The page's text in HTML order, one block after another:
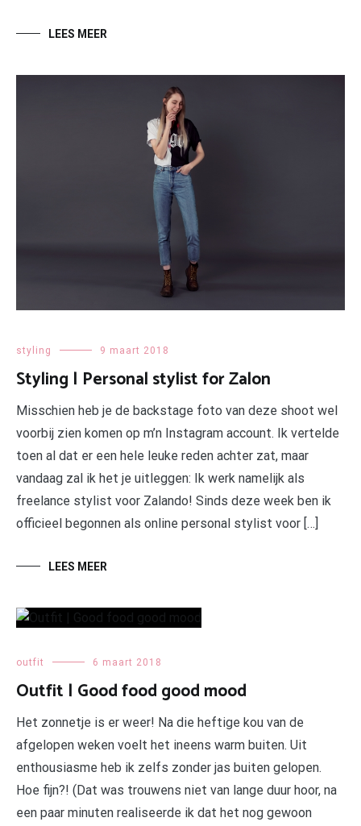
LEES MEER
styling 9 maart 2018
Styling | Personal stylist for Zalon
Misschien heb je de backstage foto van deze shoot wel
voorbij zien komen op m’n Instagram account. Ik vertelde
toen al dat er een hele leuke reden achter zat, maar
vandaag zal ik het je uitleggen: Ik werk namelijk als
freelance stylist voor Zalando! Sinds deze week ben ik
officieel begonnen als online personal stylist voor […]
LEES MEER
outfit 6 maart 2018
Outfit | Good food good mood
Het zonnetje is er weer! Na die heftige kou van de
afgelopen weken voelt het ineens warm buiten. Uit
enthousiasme heb ik zelfs zonder jas buiten gelopen.
Hoe fijn?! (Dat was trouwens niet van lange duur hoor, na
een paar minuten realiseerde ik dat het nog gewoon